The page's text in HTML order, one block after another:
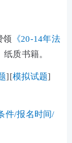
领 《20-14年法
纸质书籍。
][模拟试题]
件/报名时间/